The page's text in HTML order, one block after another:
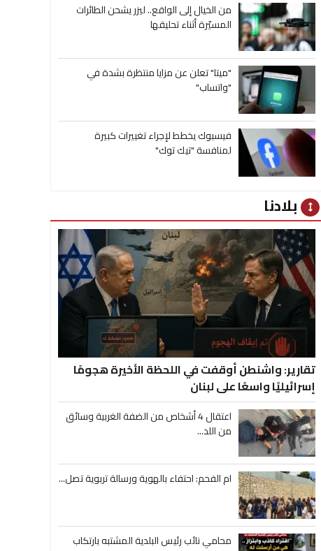
من الخيال إلى الواقع.. ليزر يشحن الطائرات
المسيّرة أثناء تحليقها
"ميتا" تعلن عن مزايا منتظرة بشدة في
"واتساب"
فيسبوك يخطط لإجراء تغييرات كبيرة
لمنافسة "تيك توك"
height بلادنا
تقارير: واشنطن أوقفت في اللحظة الأخيرة هجومًا
إسرائيليًا واسعًا على لبنان
اعتقال 4 أشخاص من الضفة الغربية وسائق
من اللد...
ام الفحم: احتفاء بالهوية ورسالة تربوية تصل...
محامي نائب رئيس البلدية المشتبه بارتكاب